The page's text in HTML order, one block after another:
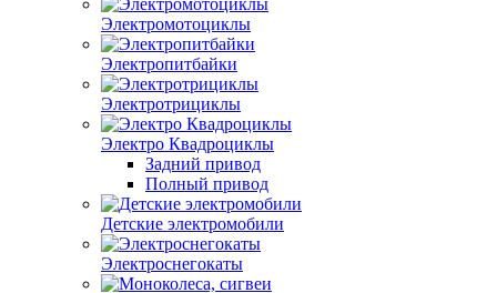
Электромотоциклы
Электропитбайки
Электротрициклы
Электро Квадроциклы
Задний привод
Полный привод
Детские электромобили
Электроснегокаты